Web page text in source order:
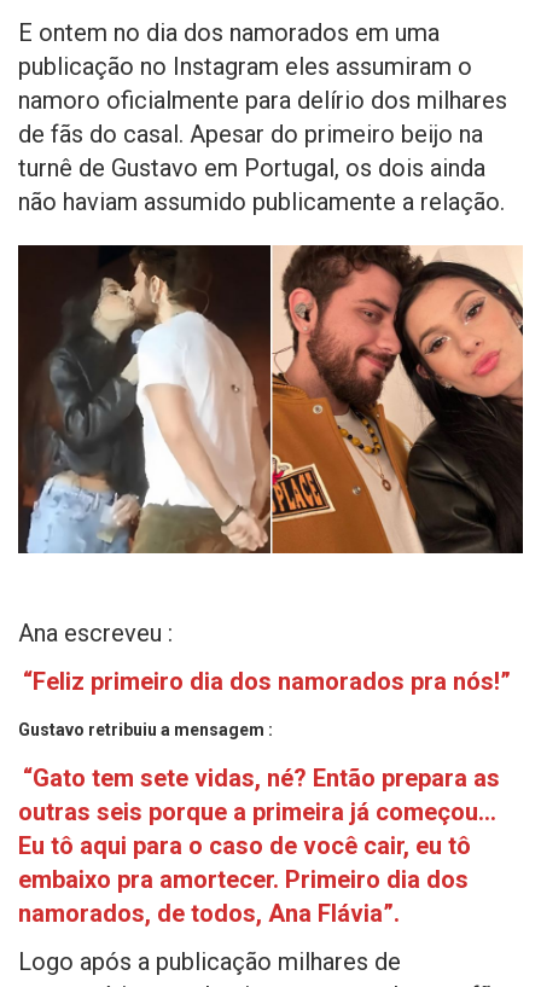
E ontem no dia dos namorados em uma
publicação no Instagram eles assumiram o
namoro oficialmente para delírio dos milhares
de fãs do casal. Apesar do primeiro beijo na
turnê de Gustavo em Portugal, os dois ainda
não haviam assumido publicamente a relação.
Ana escreveu :
“Feliz primeiro dia dos namorados pra nós!”
Gustavo retribuiu a mensagem :
“Gato tem sete vidas, né? Então prepara as
outras seis porque a primeira já começou…
Eu tô aqui para o caso de você cair, eu tô
embaixo pra amortecer. Primeiro dia dos
namorados, de todos, Ana Flávia”.
Logo após a publicação milhares de